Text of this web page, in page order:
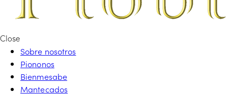
Close
Sobre nosotros
Piononos
Bienmesabe
Mantecados